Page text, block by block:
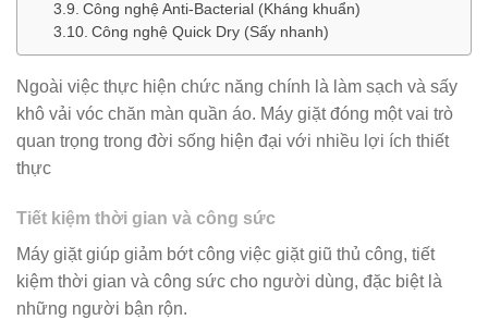
Công nghệ Anti-Bacterial (Kháng khuẩn)
Công nghệ Quick Dry (Sấy nhanh)
Ngoài việc thực hiện chức năng chính là làm sạch và sấy
khô vải vóc chăn màn quần áo. Máy giặt đóng một vai trò
quan trọng trong đời sống hiện đại với nhiều lợi ích thiết
thực
Tiết kiệm thời gian và công sức
Máy giặt giúp giảm bớt công việc giặt giũ thủ công, tiết
kiệm thời gian và công sức cho người dùng, đặc biệt là
những người bận rộn.